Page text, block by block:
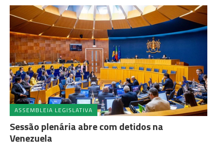
ASSEMBLEIA LEGISLATIVA
Sessão plenária abre com detidos na
Venezuela